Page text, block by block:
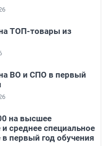
ТОП-товары из
ВО и СПО в первый
на высшее
среднее специальное
первый год обучения